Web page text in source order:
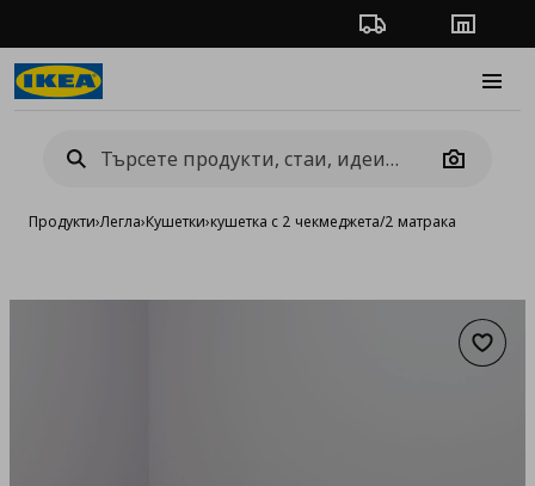
Проследяване на
Camera
Продукти›Легла›Кушетки›кушетка с 2 чекмеджета/2 матрака